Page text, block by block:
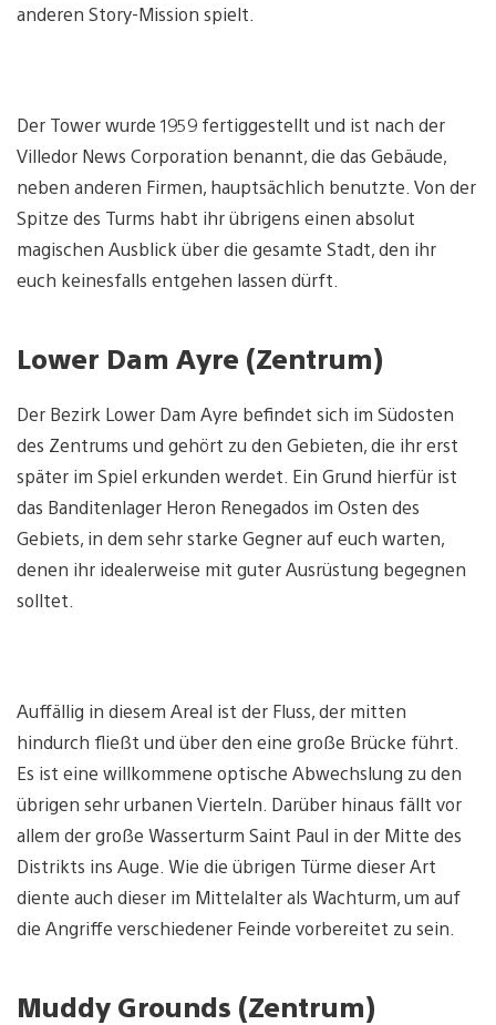
anderen Story-Mission spielt.
Der Tower wurde 1959 fertiggestellt und ist nach der
Villedor News Corporation benannt, die das Gebäude,
neben anderen Firmen, hauptsächlich benutzte. Von der
Spitze des Turms habt ihr übrigens einen absolut
magischen Ausblick über die gesamte Stadt, den ihr
euch keinesfalls entgehen lassen dürft.
Lower Dam Ayre (Zentrum)
Der Bezirk Lower Dam Ayre befindet sich im Südosten
des Zentrums und gehört zu den Gebieten, die ihr erst
später im Spiel erkunden werdet. Ein Grund hierfür ist
das Banditenlager Heron Renegados im Osten des
Gebiets, in dem sehr starke Gegner auf euch warten,
denen ihr idealerweise mit guter Ausrüstung begegnen
solltet.
Auffällig in diesem Areal ist der Fluss, der mitten
hindurch fließt und über den eine große Brücke führt.
Es ist eine willkommene optische Abwechslung zu den
übrigen sehr urbanen Vierteln. Darüber hinaus fällt vor
allem der große Wasserturm Saint Paul in der Mitte des
Distrikts ins Auge. Wie die übrigen Türme dieser Art
diente auch dieser im Mittelalter als Wachturm, um auf
die Angriffe verschiedener Feinde vorbereitet zu sein.
Muddy Grounds (Zentrum)